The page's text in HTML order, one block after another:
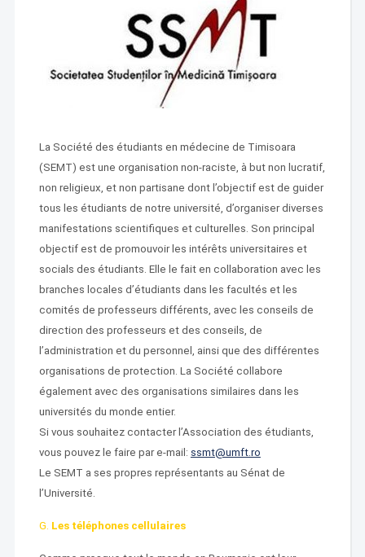
La Société des étudiants en médecine de Timisoara
(SEMT) est une organisation non-raciste, à but non lucratif,
non religieux, et non partisane dont l’objectif est de guider
tous les étudiants de notre université, d’organiser diverses
manifestations scientifiques et culturelles. Son principal
objectif est de promouvoir les intérêts universitaires et
socials des étudiants. Elle le fait en collaboration avec les
branches locales d’étudiants dans les facultés et les
comités de professeurs différents, avec les conseils de
direction des professeurs et des conseils, de
l’administration et du personnel, ainsi que des différentes
organisations de protection. La Société collabore
également avec des organisations similaires dans les
universités du monde entier.
Si vous souhaitez contacter l’Association des étudiants,
vous pouvez le faire par e-mail: ssmt@umft.ro
Le SEMT a ses propres représentants au Sénat de
l’Université.
G. Les téléphones cellulaires